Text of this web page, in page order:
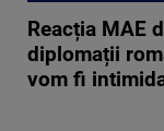
Reacția MAE
diplomații
vom fi